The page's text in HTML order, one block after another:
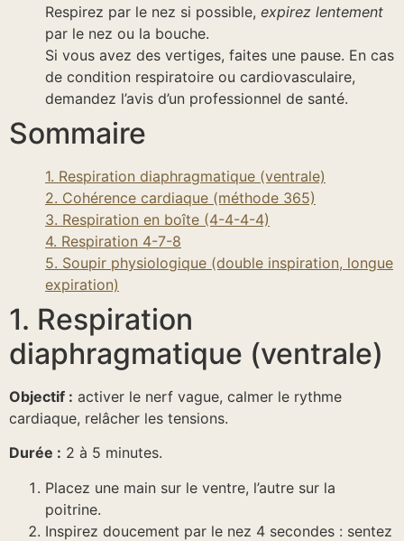
Respirez par le nez si possible, expirez lentement
par le nez ou la bouche.
Si vous avez des vertiges, faites une pause. En cas
de condition respiratoire ou cardiovasculaire,
demandez l’avis d’un professionnel de santé.
Sommaire
1. Respiration diaphragmatique (ventrale)
2. Cohérence cardiaque (méthode 365)
3. Respiration en boîte (4-4-4-4)
4. Respiration 4-7-8
5. Soupir physiologique (double inspiration, longue
expiration)
1. Respiration
diaphragmatique (ventrale)
Objectif : activer le nerf vague, calmer le rythme
cardiaque, relâcher les tensions.
Durée : 2 à 5 minutes.
Placez une main sur le ventre, l’autre sur la
poitrine.
Inspirez doucement par le nez 4 secondes : sentez